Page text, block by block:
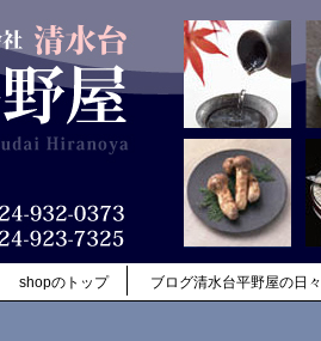
shopのトップ ブログ清水台平野屋の日々